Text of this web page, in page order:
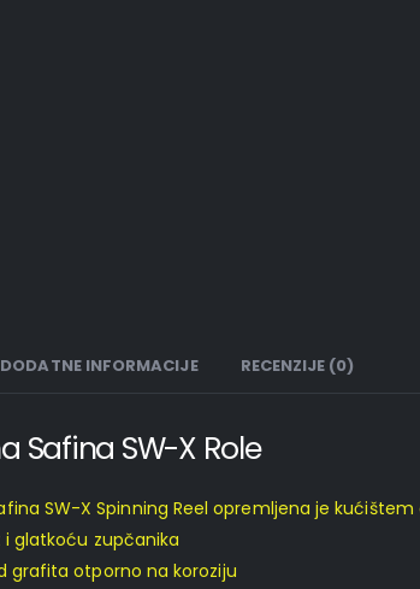
DODATNE INFORMACIJE RECENZIJE (0)
Safina SW-X Role
SW-X Spinning Reel opremljena je
glatkoću zupčanika
grafita otporno na koroziju